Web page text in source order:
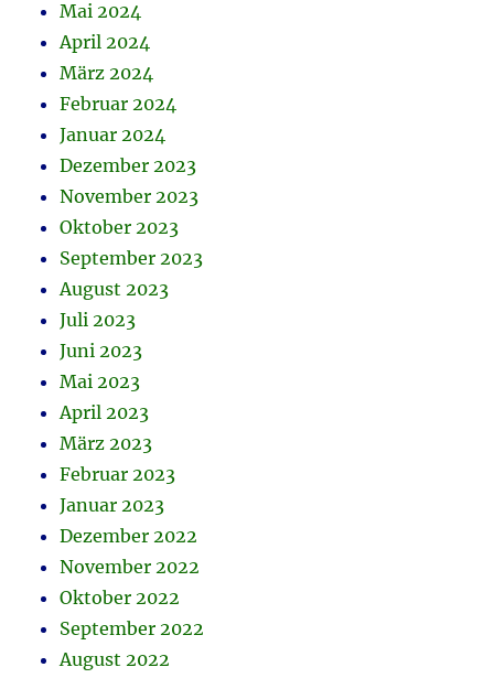
Mai 2024
April 2024
März 2024
Februar 2024
Januar 2024
Dezember 2023
November 2023
Oktober 2023
September 2023
August 2023
Juli 2023
Juni 2023
Mai 2023
April 2023
März 2023
Februar 2023
Januar 2023
Dezember 2022
November 2022
Oktober 2022
September 2022
August 2022